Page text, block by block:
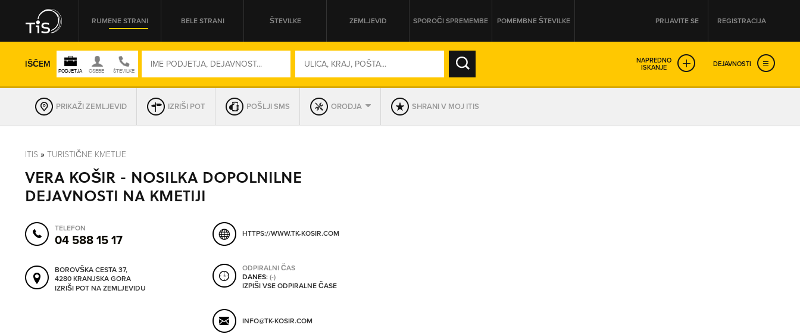
RUMENE STRANI BELE STRANI ŠTEVILKE ZEMLJEVID SPOROČI SPREMEMBE POMEMBNE ŠTEVILKE PRIJAVITE SE REGISTRACIJA
IŠČEM NAPREDNO
ISKANJE DEJAVNOSTI
REGIJA
OMREŽNA ŠT.
SO ODPRTA V
PRIKAŽI ZEMLJEVID IZRIŠI POT POŠLJI SMS ORODJA SHRANI V MOJ ITIS
ITIS»TURISTIČNE KMETIJE
VERA KOŠIR - NOSILKA DOPOLNILNE
DEJAVNOSTI NA KMETIJI
TELEFON
04 588 15 17
BOROVŠKA CESTA 37,
4280 KRANJSKA GORA
IZRIŠI POT NA ZEMLJEVIDU
HTTPS://WWW.TK-KOSIR.COM
ODPIRALNI ČAS
DANES:(-)
IZPIŠI VSE ODPIRALNE ČASE
INFO@TK-KOSIR.COM